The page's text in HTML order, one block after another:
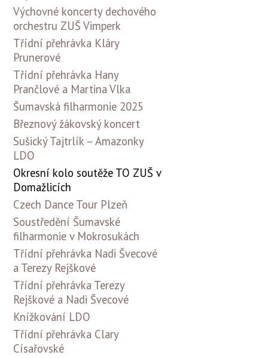
Výchovné koncerty dechového
orchestru ZUŠ Vimperk
Třídní přehrávka Kláry
Prunerové
Třídní přehrávka Hany
Prančlové a Martina Vlka
Šumavská filharmonie 2025
Březnový žákovský koncert
Sušický Tajtrlík – Amazonky
LDO
Okresní kolo soutěže TO ZUŠ v
Domažlicích
Czech Dance Tour Plzeň
Soustředění Šumavské
filharmonie v Mokrosukách
Třídní přehrávka Nadi Švecové
a Terezy Rejškové
Třídní přehrávka Terezy
Rejškové a Nadi Švecové
Knížkování LDO
Třídní přehrávka Clary
Císařovské